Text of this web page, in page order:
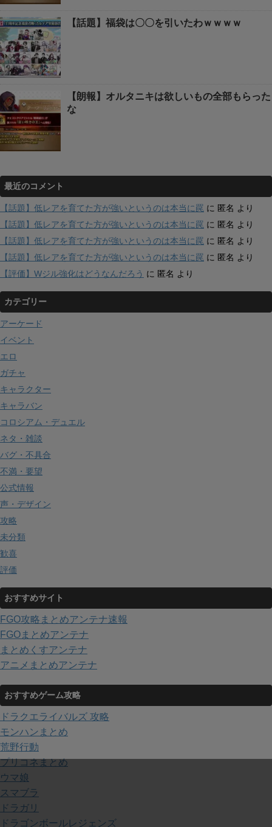
【話題】福袋は〇〇を引いたわｗｗｗｗ
【朗報】オルタニキは欲しいもの全部もらった
な
最近のコメント
【話題】低レアを育てた方が強いというのは本当に罠 に 匿名 より
【話題】低レアを育てた方が強いというのは本当に罠 に 匿名 より
【話題】低レアを育てた方が強いというのは本当に罠 に 匿名 より
【話題】低レアを育てた方が強いというのは本当に罠 に 匿名 より
【評価】Wジル強化はどうなんだろう に 匿名 より
カテゴリー
アーケード
イベント
エロ
ガチャ
キャラクター
キャラバン
コロシアム・デュエル
ネタ・雑談
バグ・不具合
不満・要望
公式情報
声・デザイン
攻略
未分類
歓喜
評価
おすすめサイト
FGO攻略まとめアンテナ速報
FGOまとめアンテナ
まとめくすアンテナ
アニメまとめアンテナ
おすすめゲーム攻略
ドラクエライバルズ 攻略
モンハンまとめ
荒野行動
プリコネまとめ
ウマ娘
スマブラ
ドラガリ
ドラゴンボールレジェンズ